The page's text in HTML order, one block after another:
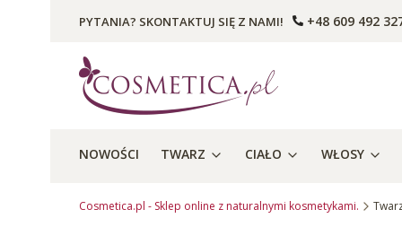
PYTANIA? SKONTAKTUJ SIĘ Z NAMI! +48 609 492
NOWOŚCI TWARZ CIAŁO WŁOSY
Cosmetica.pl - Sklep online z naturalnymi kosmetykami.